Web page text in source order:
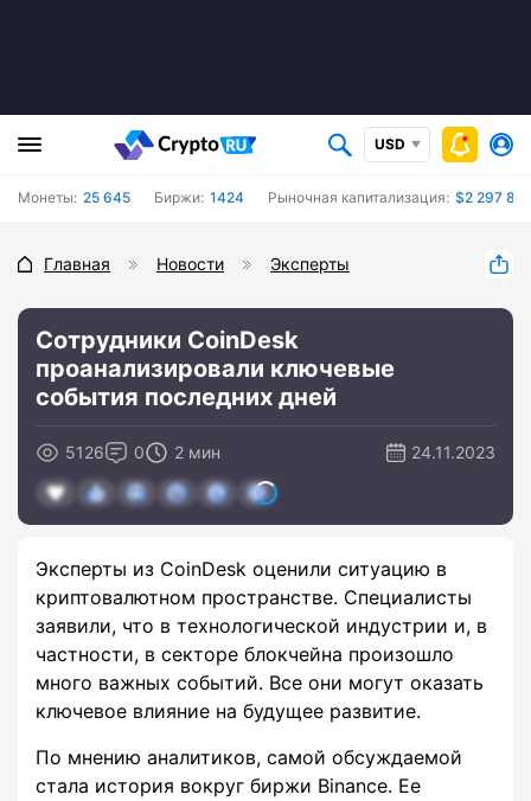
USD
Монеты: 25 645 Биржи: 1424 Рыночная капитализация: $2 297
Главная Новости Эксперты
Сотрудники CoinDesk
проанализировали ключевые
события последних дней
5126 0 2 мин 24.11.2023
Эксперты из CoinDesk оценили ситуацию в
криптовалютном пространстве. Специалисты
заявили, что в технологической индустрии и, в
частности, в секторе блокчейна произошло
много важных событий. Все они могут оказать
ключевое влияние на будущее развитие.
По мнению аналитиков, самой обсуждаемой
стала история вокруг биржи Binance. Ее